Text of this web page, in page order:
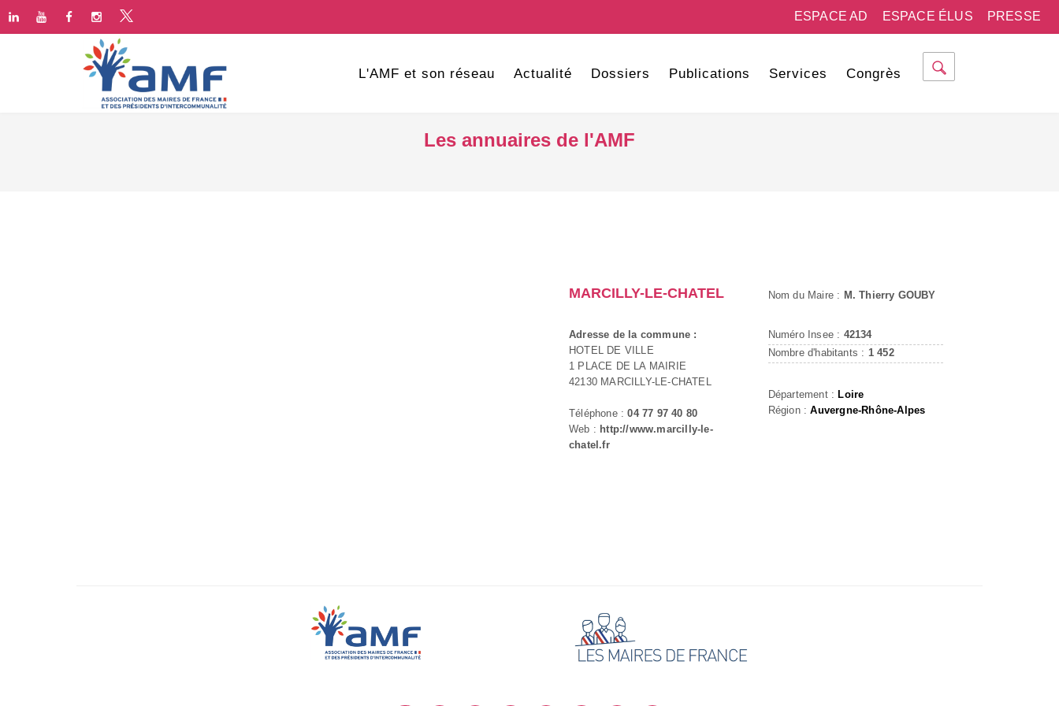
PRESSE
ESPACE ÉLUS
ESPACE AD
L'AMF et son réseau Actualité Dossiers Publications Services Congrès
Les annuaires de l'AMF
MARCILLY-LE-CHATEL
Adresse de la commune :
HOTEL DE VILLE
1 PLACE DE LA MAIRIE
42130 MARCILLY-LE-CHATEL
Téléphone :04 77 97 40 80
Web : http://www.marcilly-le-
chatel.fr
Nom du Maire : M. Thierry GOUBY
Numéro Insee : 42134
Nombre d'habitants : 1 452
Département : Loire
Région :Auvergne-Rhône-Alpes